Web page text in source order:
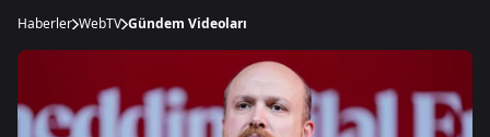
Haberler WebTV Gündem Videoları